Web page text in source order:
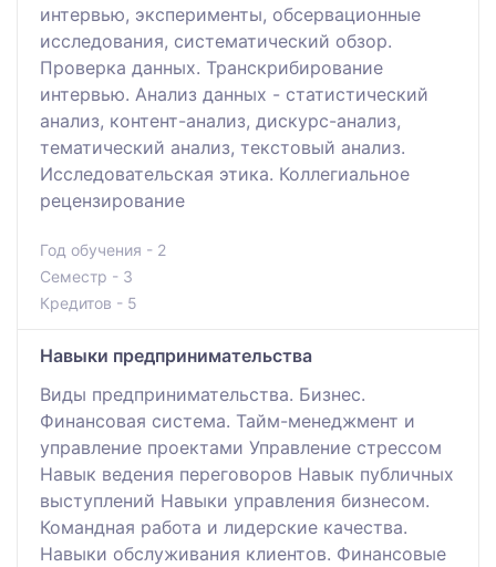
интервью, эксперименты, обсервационные
исследования, систематический обзор.
Проверка данных. Транскрибирование
интервью. Анализ данных - статистический
анализ, контент-анализ, дискурс-анализ,
тематический анализ, текстовый анализ.
Исследовательская этика. Коллегиальное
рецензирование
Год обучения - 2
Семестр - 3
Кредитов - 5
Навыки предпринимательства
Виды предпринимательства. Бизнес.
Финансовая система. Тайм-менеджмент и
управление проектами Управление стрессом
Навык ведения переговоров Навык публичных
выступлений Навыки управления бизнесом.
Командная работа и лидерские качества.
Навыки обслуживания клиентов. Финансовые